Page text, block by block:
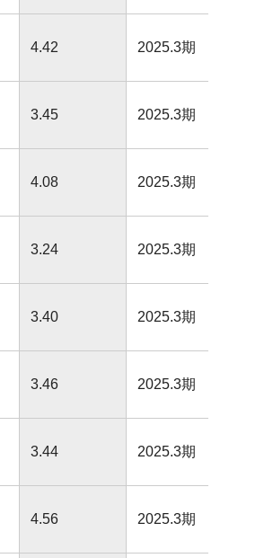
4.42 2025.3期
3.45 2025.3期
4.08 2025.3期
3.24 2025.3期
3.40 2025.3期
3.46 2025.3期
3.44 2025.3期
4.56 2025.3期